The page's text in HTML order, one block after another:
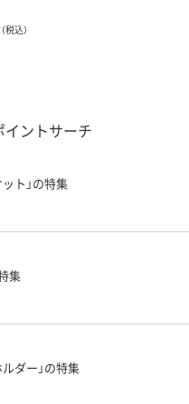
（税込）
イントサーチ
ト」の特集
集
ダー」の特集